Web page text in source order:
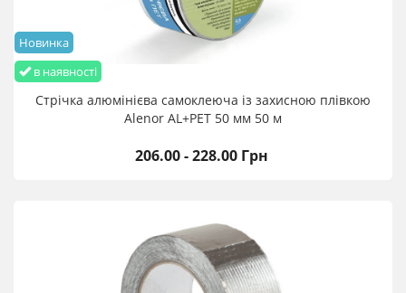
в наявності
Новинка
Стрічка алюмінієва самоклеюча із захисною плівкою
Alenor AL+PET 50 мм 50 м
206.00 - 228.00 Грн